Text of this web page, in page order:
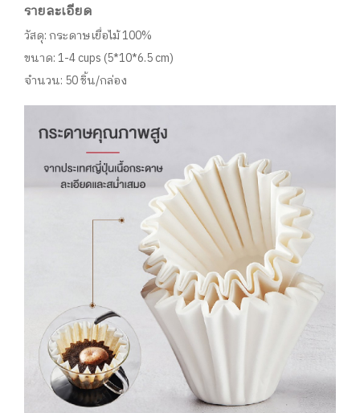
รายละเอียด
วัสดุ: กระดาษเยื่อไม้ 100%
ขนาด: 1-4 cups (5*10*6.5 cm)
จำนวน: 50 ชิ้น/กล่อง